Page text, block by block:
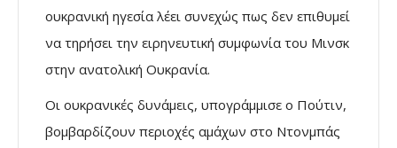
ουκρανική ηγεσία λέει συνεχώς πως δεν επιθυμεί
να τηρήσει την ειρηνευτική συμφωνία του Μινσκ
στην ανατολική Ουκρανία.
Οι ουκρανικές δυνάμεις, υπογράμμισε ο Πούτιν,
βομβαρδίζουν περιοχές αμάχων στο Ντονμπάς